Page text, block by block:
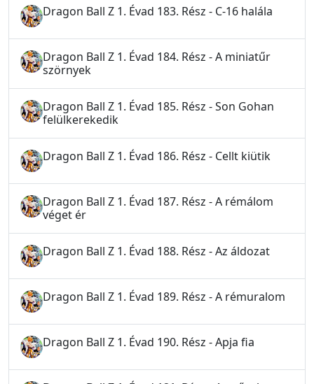
Dragon Ball Z 1. Évad 183. Rész - C-16 halála
Dragon Ball Z 1. Évad 184. Rész - A miniatűr
szörnyek
Dragon Ball Z 1. Évad 185. Rész - Son Gohan
felülkerekedik
Dragon Ball Z 1. Évad 186. Rész - Cellt kiütik
Dragon Ball Z 1. Évad 187. Rész - A rémálom
véget ér
Dragon Ball Z 1. Évad 188. Rész - Az áldozat
Dragon Ball Z 1. Évad 189. Rész - A rémuralom
Dragon Ball Z 1. Évad 190. Rész - Apja fia